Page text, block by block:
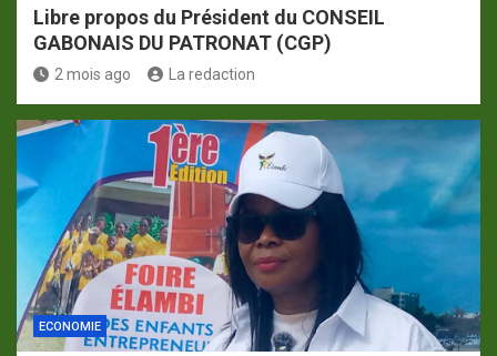
Libre propos du Président du CONSEIL
GABONAIS DU PATRONAT (CGP)
2 mois ago La redaction
ECONOMIE